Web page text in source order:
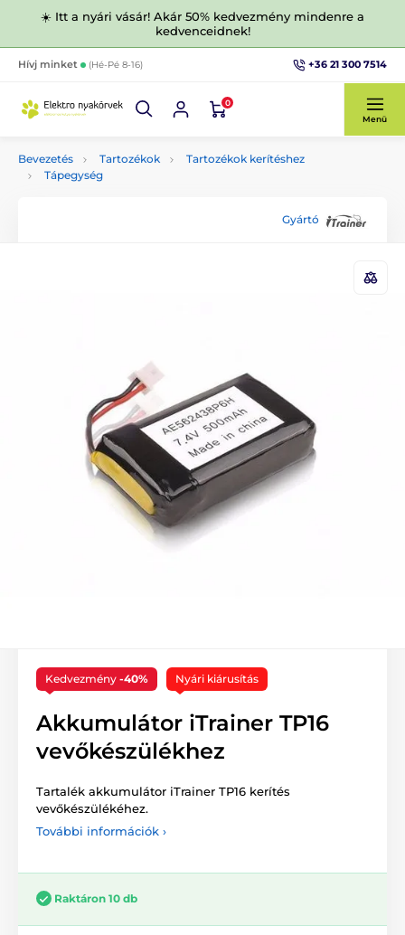
☀️ Itt a nyári vásár! Akár 50% kedvezmény mindenre a
kedvenceidnek!
Hívj minket (Hé-Pé 8-16) +36 21 300 7514
0
Menü
Bevezetés Tartozékok
Tartozékok kerítéshez
Tápegység
Gyártó
Kedvezmény -40% Nyári kiárusítás
Akkumulátor iTrainer TP16
vevőkészülékhez
Tartalék akkumulátor iTrainer TP16 kerítés
vevőkészülékéhez.
További információk ›
Raktáron 10 db